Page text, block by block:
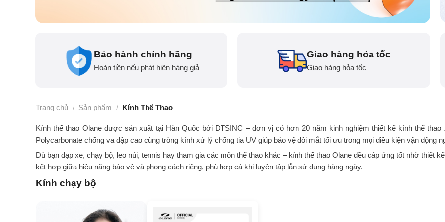
Bảo hành chính hãng
Hoàn tiền nếu phát hiện hàng giả
Giao hàng hỏa tốc
Giao hàng hỏa tốc
Trang chủ / Sản phẩm / Kính Thể Thao
Kính thể thao Olane được sản xuất tại Hàn Quốc bởi DTSINC – đơn vị có hơn 20 năm kinh nghiệm thiết kế kính thể
Polycarbonate chống va đập cao cùng tròng kính xử lý chống tia UV giúp bảo vệ đôi mắt tối ưu trong mọi điều kiện vận động
Dù bạn đạp xe, chạy bộ, leo núi, tennis hay tham gia các môn thể thao khác – kính thể thao Olane đều đáp ứng tốt nhờ thiết
kết hợp giữa hiệu năng bảo vệ và phong cách riêng, phù hợp cả khi luyện tập lẫn sử dụng hàng ngày.
Kính chạy bộ